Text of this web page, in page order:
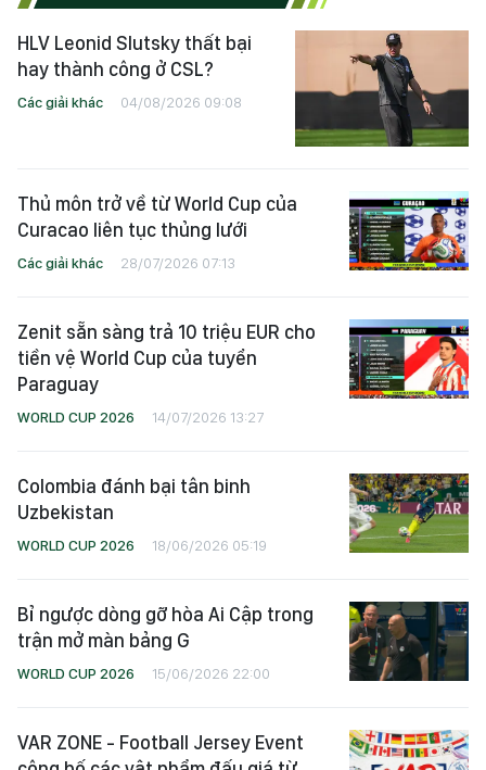
HLV Leonid Slutsky thất bại
hay thành công ở CSL?
Các giải khác 04/08/2026 09:08
Thủ môn trở về từ World Cup của
Curacao liên tục thủng lưới
Các giải khác 28/07/2026 07:13
Zenit sẵn sàng trả 10 triệu EUR cho
tiền vệ World Cup của tuyển
Paraguay
WORLD CUP 2026 14/07/2026 13:27
Colombia đánh bại tân binh
Uzbekistan
WORLD CUP 2026 18/06/2026 05:19
Bỉ ngược dòng gỡ hòa Ai Cập trong
trận mở màn bảng G
WORLD CUP 2026 15/06/2026 22:00
VAR ZONE - Football Jersey Event